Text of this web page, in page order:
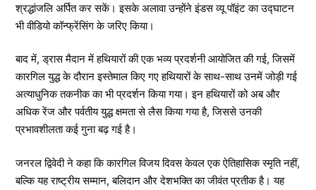
श्रद्धांजलि अर्पित कर सकें। इसके अलावा उन्होंने इंडस व्यू पॉइंट का उद्घाटन
भी वीडियो कॉन्फ्रेंसिंग के जरिए किया।
बाद में, ड्रास मैदान में हथियारों की एक भव्य प्रदर्शनी आयोजित की गई, जिसमें
कारगिल युद्ध के दौरान इस्तेमाल किए गए हथियारों के साथ-साथ उनमें जोड़ी गई
अत्याधुनिक तकनीक का भी प्रदर्शन किया गया। इन हथियारों को अब और
अधिक रेंज और पर्वतीय युद्ध क्षमता से लैस किया गया है, जिससे उनकी
प्रभावशीलता कई गुना बढ़ गई है।
जनरल द्विवेदी ने कहा कि कारगिल विजय दिवस केवल एक ऐतिहासिक स्मृति नहीं,
बल्कि यह राष्ट्रीय सम्मान, बलिदान और देशभक्ति का जीवंत प्रतीक है। यह